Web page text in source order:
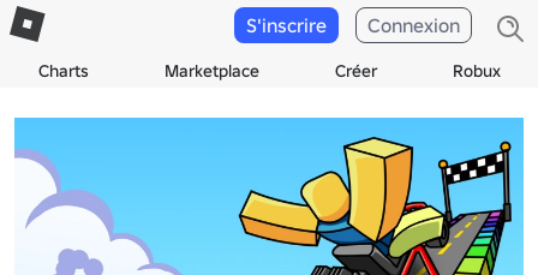
Charts Marketplace Créer Robux
S'inscrire Connexion